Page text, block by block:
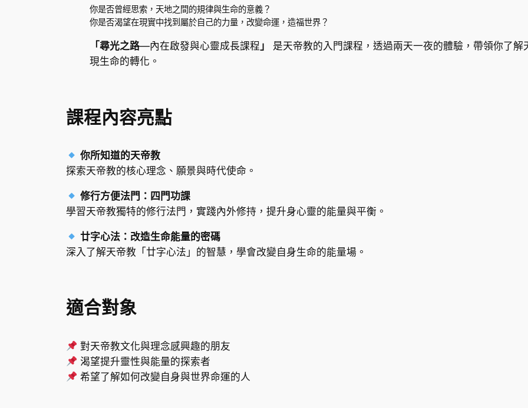
你是否曾經思索，天地之間的規律與生命的意義？
你是否渴望在現實中找到屬於自己的力量，改變命運，造福世界？
「尋光之路—內在啟發與心靈成長課程 」
是天帝教的入門課程，透過兩天一夜的體驗，帶領你了
現生命的轉化。
課程內容亮點
你所知道的天帝教
探索天帝教的核心理念、願景與時代使命。
修行方便法門：四門功課
學習天帝教獨特的修行法門，實踐內外修持，提升身心靈的能量與平衡。
廿字心法：改造生命能量的密碼
深入了解天帝教「廿字心法」的智慧，學會改變自身生命的能量場。
適合對象
對天帝教文化與理念感興趣的朋友
渴望提升靈性與能量的探索者
希望了解如何改變自身與世界命運的人